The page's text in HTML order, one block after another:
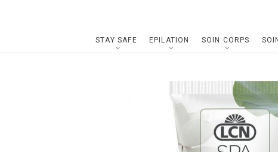
STAY SAFE EPILATION SOIN CORPS